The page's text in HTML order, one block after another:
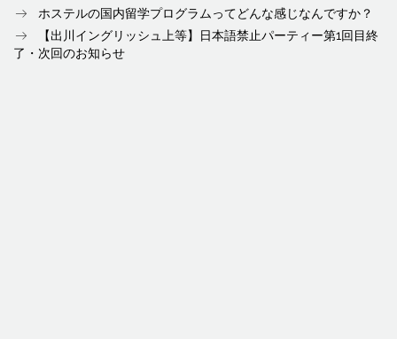
ホステルの国内留学プログラムってどんな感じなんですか？
【出川イングリッシュ上等】日本語禁止パーティー第1回目終
了・次回のお知らせ